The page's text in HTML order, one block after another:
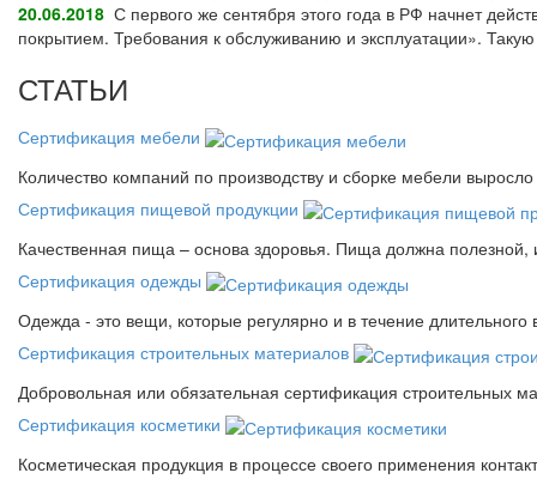
20.06.2018 С первого же сентября этого года в РФ начнет
покрытием. Требования к обслуживанию и эксплуатации».
СТАТЬИ
Сертификация мебели
Количество компаний по производству и сборке мебели
Сертификация пищевой продукции
Качественная пища – основа здоровья. Пища должна
Сертификация одежды
Одежда - это вещи, которые регулярно и в течение
Сертификация строительных материалов
Добровольная или обязательная сертификация строительных
Сертификация косметики
Косметическая продукция в процессе своего применения